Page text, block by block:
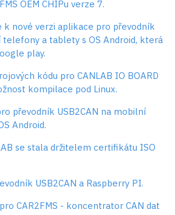
OEM CHIPu verze 7.
nové verzi aplikace pro převodník
telefony a tablety s OS Android, která
play.
kódu pro CANLAB IO BOARD
kompilace pod Linux.
převodník USB2CAN na mobilní
Android.
se stala držitelem certifikátu ISO
USB2CAN a Raspberry PI.
CAR2FMS - koncentrator CAN dat